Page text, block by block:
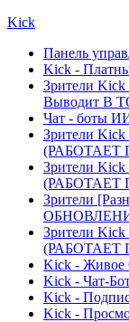
Kick
Панель
Kick -
Зрители
Выводит В
Чат - боты
Зрители
Зрители Kick
Зрители
Зрители
Kick - Живое
Kick - Чат-
Kick -
Kick -